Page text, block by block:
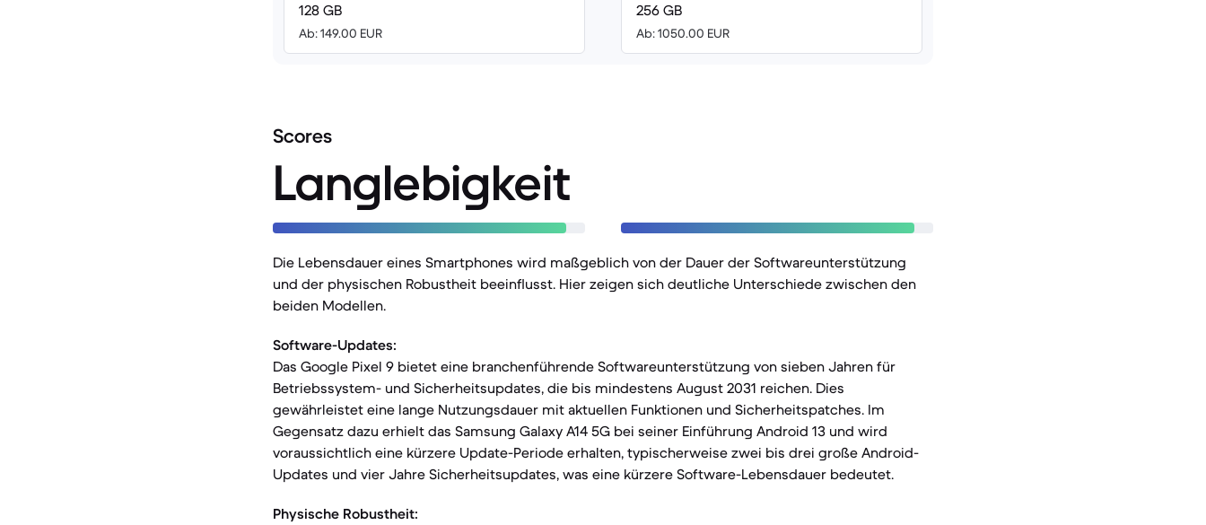
128 GB
Ab: 149.00 EUR
256 GB
Ab: 1050.00 EUR
Scores
Langlebigkeit
Die Lebensdauer eines Smartphones wird maßgeblich von der Dauer der Softwareunterstützung
und der physischen Robustheit beeinflusst. Hier zeigen sich deutliche Unterschiede zwischen den
beiden Modellen.
Software-Updates:
Das Google Pixel 9 bietet eine branchenführende Softwareunterstützung von sieben Jahren für
Betriebssystem- und Sicherheitsupdates, die bis mindestens August 2031 reichen. Dies
gewährleistet eine lange Nutzungsdauer mit aktuellen Funktionen und Sicherheitspatches. Im
Gegensatz dazu erhielt das Samsung Galaxy A14 5G bei seiner Einführung Android 13 und wird
voraussichtlich eine kürzere Update-Periode erhalten, typischerweise zwei bis drei große Android-
Updates und vier Jahre Sicherheitsupdates, was eine kürzere Software-Lebensdauer bedeutet.
Physische Robustheit: